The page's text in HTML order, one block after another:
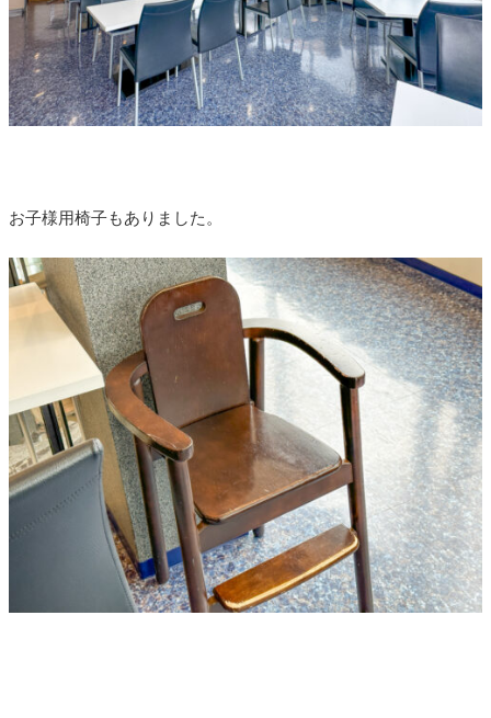
お子様用椅子もありました。